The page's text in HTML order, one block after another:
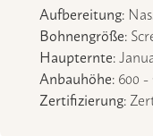
Aufbereitung:
Bohnengröße:
Haupternte:
Anbauhöhe: 600 -
Zertifizierung: